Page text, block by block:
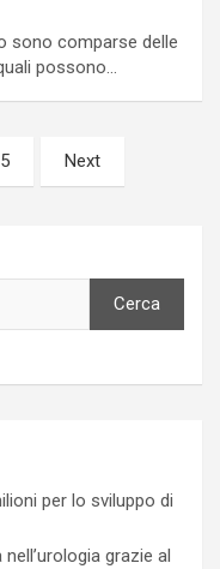
sono comparse delle
possono…
5 Next
Cerca
per lo sviluppo di
grazie al